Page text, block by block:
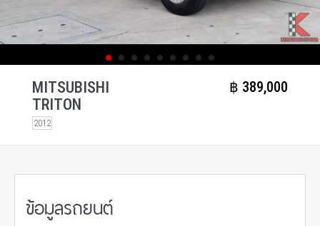
MITSUBISHI
TRITON
2012
฿​ 389,000
ข้อมูลรถยนต์